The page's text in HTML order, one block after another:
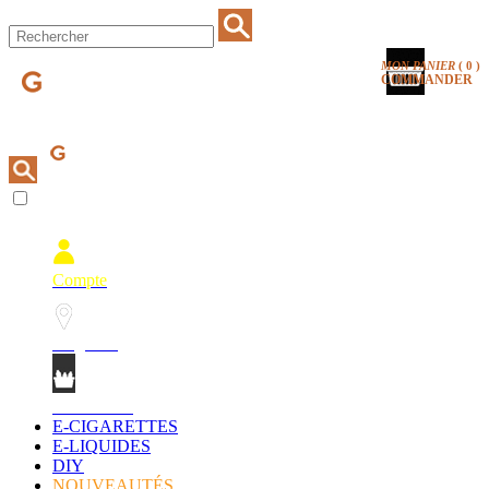
MON PANIER ( 0 )
COMMANDER
Compte
E-CIGARETTES
E-LIQUIDES
DIY
NOUVEAUTÉS